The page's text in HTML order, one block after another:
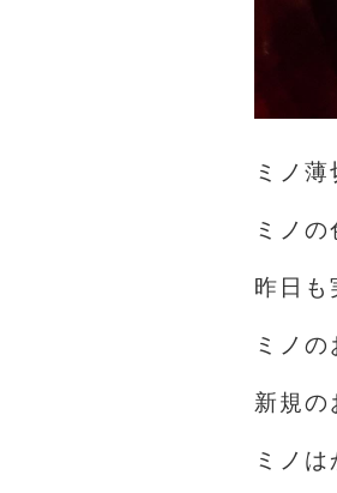
ミノ薄
ミノ
昨日も
ミノ
新規の
ミノ